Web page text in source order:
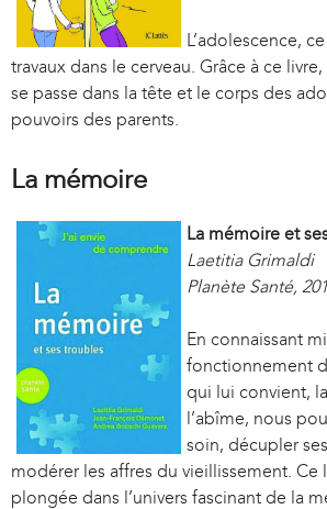
L’adolescence,
travaux dans le cerveau. Grâce à ce
se passe dans la tête et le corps des
pouvoirs des parents.
La mémoire
La mémoire et
Laetitia Grimaldi
Planète Santé,
En connaissant
fonctionnement
qui lui convient,
l’abîme, nous
soin, décupler
modérer les affres du vieillissement. Ce
plongée dans l’univers fascinant de la